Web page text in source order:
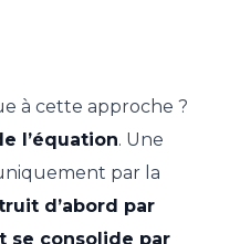
à cette approche ?
l’équation. Une
par la
d’abord par
se consolide par